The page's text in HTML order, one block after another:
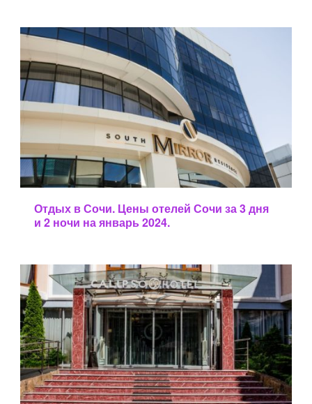
в.
Предыдущая запись
Отдых в Сочи. Цены отелей Сочи за 3 дня
и 2 ночи на январь 2024.